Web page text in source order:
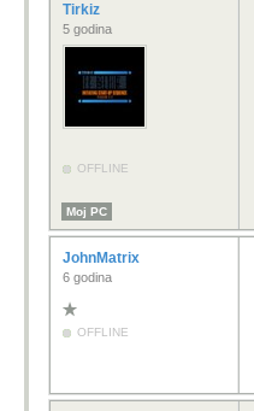
Tirkiz
5 godina
OFFLINE
Moj PC
JohnMatrix
6 godina
OFFLINE